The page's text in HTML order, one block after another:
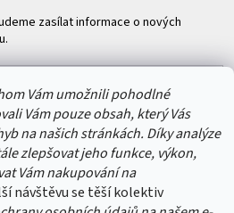
Vám umožnili pohodlné
Vám pouze obsah, který Vás
na našich stránkách. Díky analýze
zlepšovat jeho funkce, výkon,
Vám nakupování na
návštěvu se těší kolektiv
zasílat informace o nových
spodmínkami ochrany osobních údajů